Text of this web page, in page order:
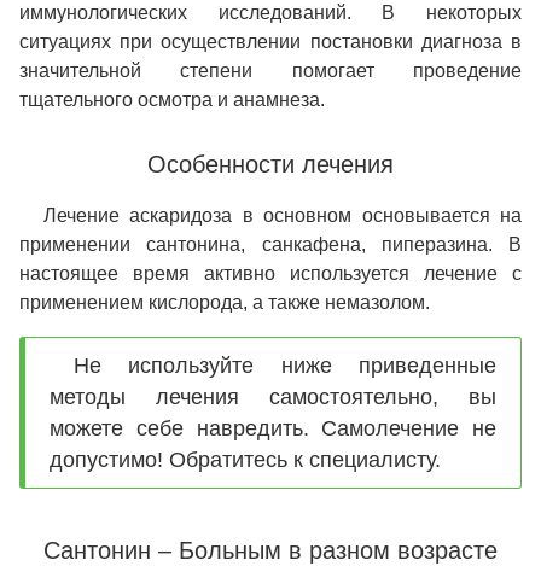
иммунологических исследований. В некоторых
ситуациях при осуществлении постановки диагноза в
значительной степени помогает проведение
тщательного осмотра и анамнеза.
Особенности лечения
Лечение аскаридоза в основном основывается на
применении сантонина, санкафена, пиперазина. В
настоящее время активно используется лечение с
применением кислорода, а также немазолом.
Не используйте ниже приведенные
методы лечения самостоятельно, вы
можете себе навредить. Самолечение не
допустимо! Обратитесь к специалисту.
Сантонин – Больным в разном возрасте